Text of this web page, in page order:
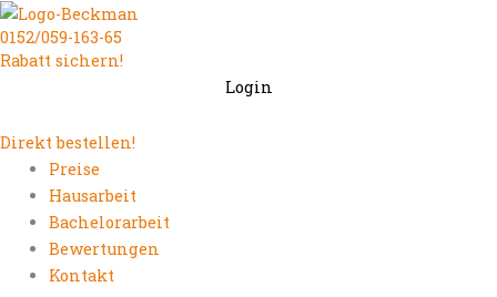
Zum
Inhalt
springen
0152/059-163-65
Rabatt sichern!
Login
Direkt bestellen!
Preise
Hausarbeit
Bachelorarbeit
Bewertungen
Kontakt